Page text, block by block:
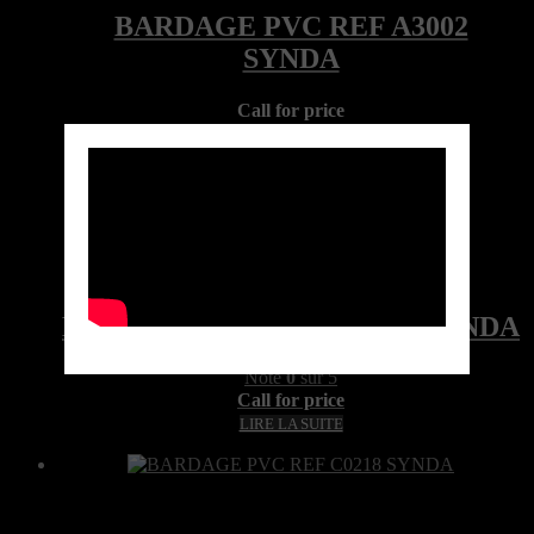
Call for price
Ref:A3002LOC-4100-085-SYN
BARDAGE PVC REF A3002 SYNDA
Note0sur 5
Call for price
LIRE LA SUITE